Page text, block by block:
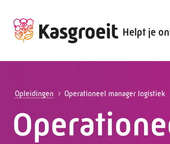
Helpt je
Alles voor de werkgever
Alles voor de werknemer
Opleidingen Operationeel manager logistiek